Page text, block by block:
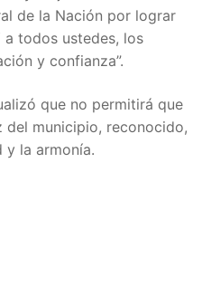
de la Nación por lograr
todos ustedes, los
y confianza”.
que no permitirá que
del municipio, reconocido,
y la armonía.